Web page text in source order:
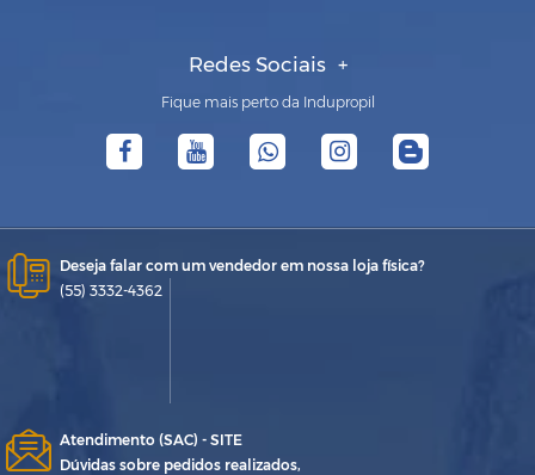
Redes Sociais
Fique mais perto da Indupropil
Deseja falar com um vendedor em nossa loja física?
(55) 3332-4362
Atendimento (SAC) - SITE
Dúvidas sobre pedidos realizados,